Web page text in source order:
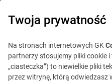
Twoja prywatność
Na stronach internetowych GK
partnerzy stosujemy pliki cookie
„ciasteczka”) to niewielkie pliki
przez witrynę, którą odwiedzasz